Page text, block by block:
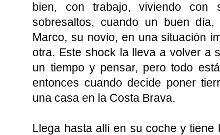
bien, con trabajo, viviendo
sobresaltos, cuando un buen
Marco, su novio, en una situación
otra. Este shock la lleva a volver a
un tiempo y pensar, pero todo
entonces cuando decide poner
una casa en la Costa Brava.
Llega hasta allí en su coche y tiene